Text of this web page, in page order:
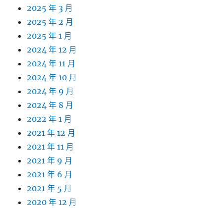
2025 年 3 月
2025 年 2 月
2025 年 1 月
2024 年 12 月
2024 年 11 月
2024 年 10 月
2024 年 9 月
2024 年 8 月
2022 年 1 月
2021 年 12 月
2021 年 11 月
2021 年 9 月
2021 年 6 月
2021 年 5 月
2020 年 12 月